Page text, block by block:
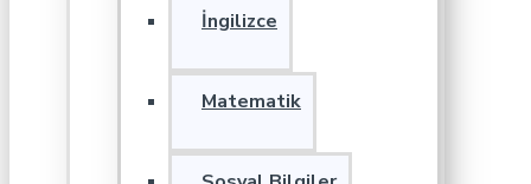
İngilizce
Matematik